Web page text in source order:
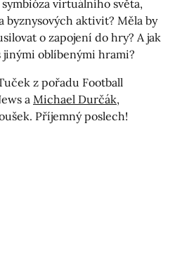
virtuálního světa,
byznysových aktivit? Měla by
o zapojení do hry? A jak
jinými oblíbenými hrami?
z pořadu Football
a Michael Durčák,
Příjemný poslech!